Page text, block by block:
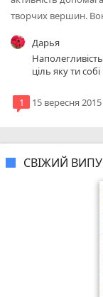
творчих вершин.
Дарья
ціль яку ти
1 15 вересня
СВІЖИЙ